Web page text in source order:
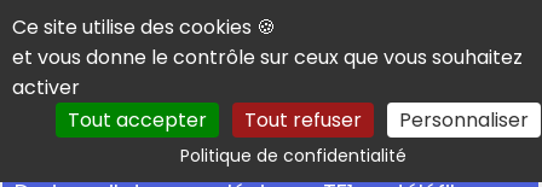
Panneau de gestion des cookies
Ce site utilise des cookies 🍪
et vous donne le contrôle sur ceux que vous souhaitez
activer
Tout accepter
Tout refuser Personnaliser
Politique de confidentialitéRechercher